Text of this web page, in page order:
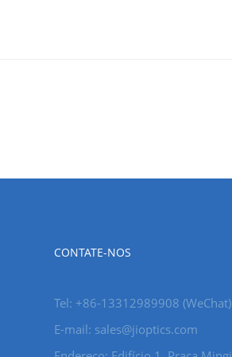
CONTATE-NOS
Tel: +86-13312989908 (WeChat)
E-mail: sales@jioptics.com